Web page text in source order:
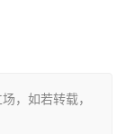
，如若转载，